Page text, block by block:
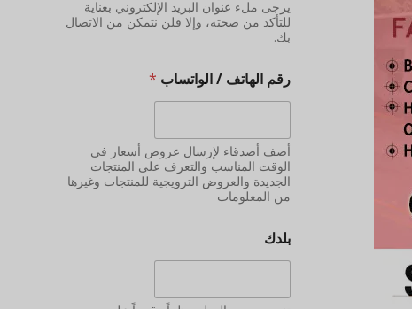
يرجى ملء عنوان البريد الإلكتروني بعناية
للتأكد من صحته، وإلا فلن نتمكن من الاتصال
بك.
رقم الهاتف / الواتساب *
أضف أصدقاء لإرسال عروض أسعار في
الوقت المناسب والتعرف على المنتجات
الجديدة والعروض الترويجية للمنتجات وغيرها
من المعلومات
بلدك